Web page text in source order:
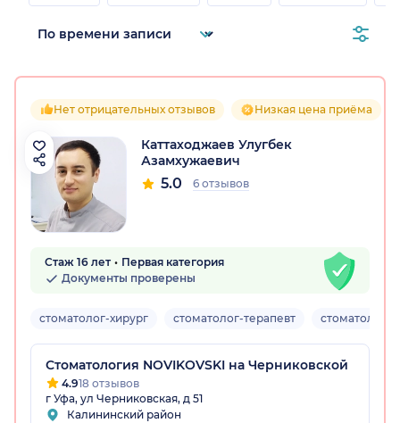
Нет отрицательных отзывов Низкая цена приёма
Каттаходжаев Улугбек
Азамхужаевич
5.0 6 отзывов
Стаж 16 лет
Первая категория
Документы проверены
стоматолог-хирург стоматолог-терапевт стоматолог-
Стоматология NOVIKOVSKI на Черниковской
4.918 отзывов
г Уфа, ул Черниковская, д 51
Калининский район